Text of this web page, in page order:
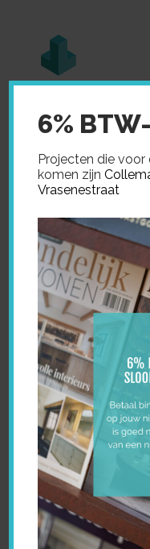
»Verkocht »
STEKENE
VERKOCHT
2 halfopen luxe
een landelijke
winkels, scholen en
liggen op een
hebben een ruime tuin
groenaanleg. Achter
bereiden dieper in het
6%
Projecten die voor
komen zijn
Vrasenestraat